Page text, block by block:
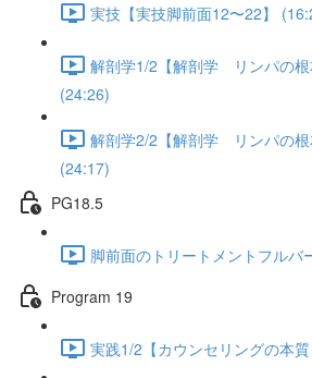
実技【実技脚前面12〜22】
解剖学1/2【解剖学 リンパの根
(24:26)
解剖学2/2【解剖学 リンパの根
(24:17)
PG18.5
脚前面のトリートメントフルバ
Program 19
実践1/2【カウンセリングの本